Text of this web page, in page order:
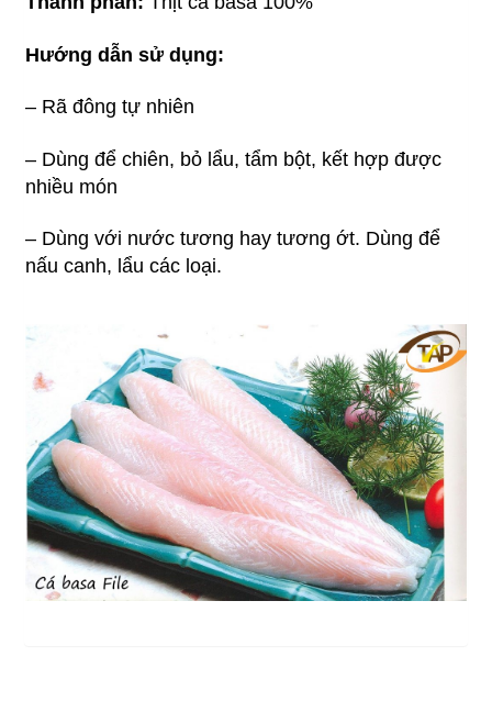
Hướng dẫn sử dụng:
– Rã đông tự nhiên
– Dùng để chiên, bỏ lẩu, tẩm bột, kết hợp được
nhiều món
– Dùng với nước tương hay tương ớt. Dùng để
nấu canh, lẩu các loại.